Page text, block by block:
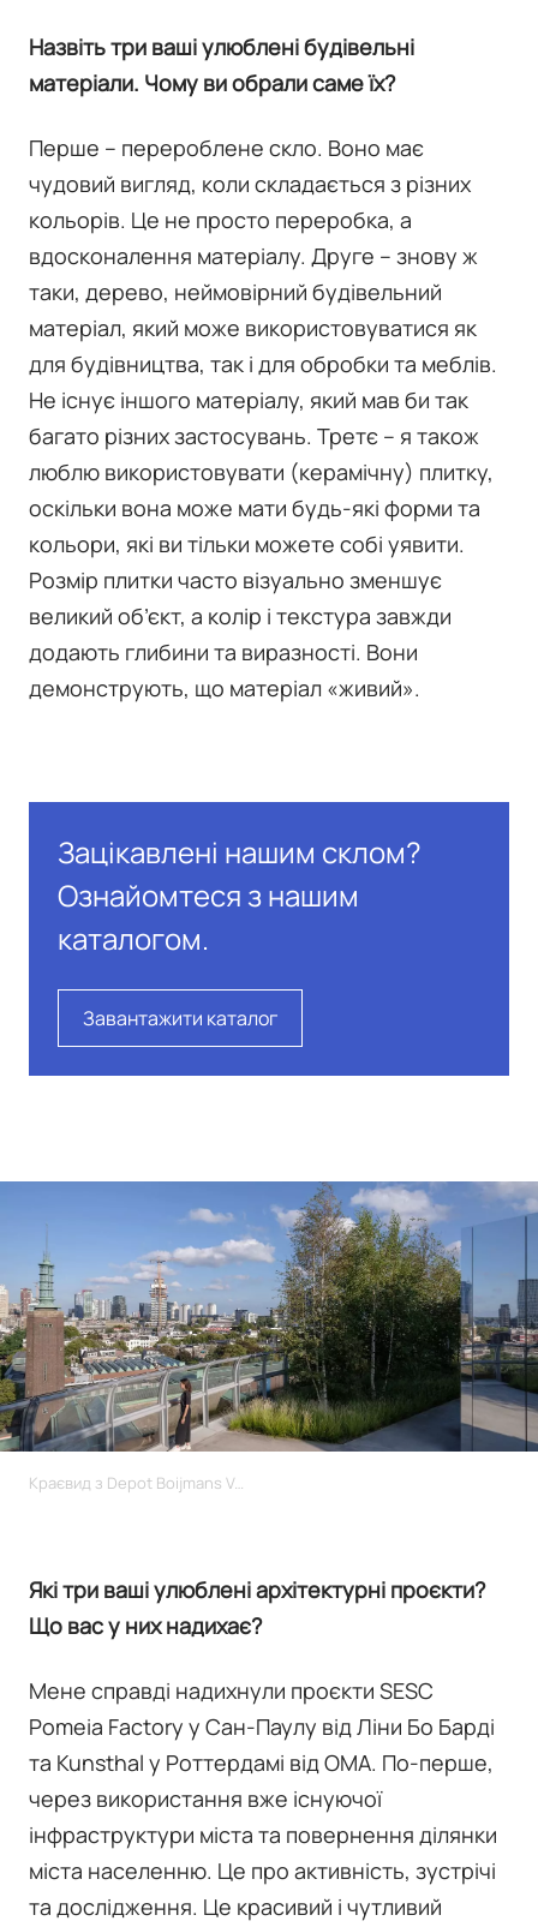
Назвіть три ваші улюблені будівельні
матеріали. Чому ви обрали саме їх?
Перше – перероблене скло. Воно має
чудовий вигляд, коли складається з різних
кольорів. Це не просто переробка, а
вдосконалення матеріалу. Друге – знову ж
таки, дерево, неймовірний будівельний
матеріал, який може використовуватися як
для будівництва, так і для обробки та меблів.
Не існує іншого матеріалу, який мав би так
багато різних застосувань. Третє – я також
люблю використовувати (керамічну) плитку,
оскільки вона може мати будь-які форми та
кольори, які ви тільки можете собі уявити.
Розмір плитки часто візуально зменшує
великий об’єкт, а колір і текстура завжди
додають глибини та виразності. Вони
демонструють, що матеріал «живий».
Зацікавлені нашим склом?
Ознайомтеся з нашим
каталогом.
Завантажити каталог
Краєвид з Depot Boijmans Van Beuningen
Які три ваші улюблені архітектурні проєкти?
Що вас у них надихає?
Мене справді надихнули проєкти SESC
Pomeia Factory у Сан-Паулу від Ліни Бо Барді
та Kunsthal у Роттердамі від OMA. По-перше,
через використання вже існуючої
інфраструктури міста та повернення ділянки
міста населенню. Це про активність, зустрічі
та дослідження. Це красивий і чутливий